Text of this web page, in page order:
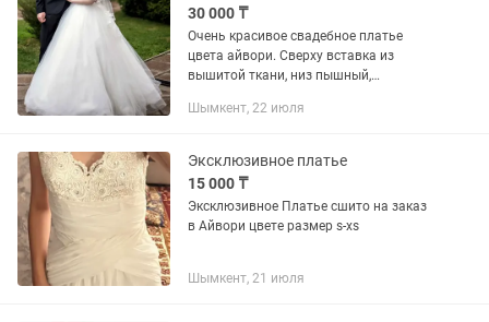
30 000 ₸
Очень красивое свадебное платье
цвета айвори. Сверху вставка из
вышитой ткани, низ пышный,
подарок.
Шымкент, 22 июля
Эксклюзивное платье
15 000 ₸
Эксклюзивное Платье сшито на заказ
в Айвори цвете размер s-xs
Шымкент, 21 июля